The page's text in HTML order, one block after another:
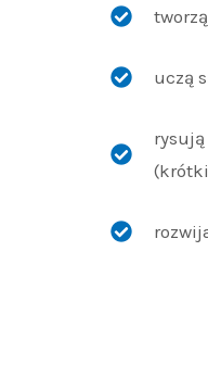
uczą